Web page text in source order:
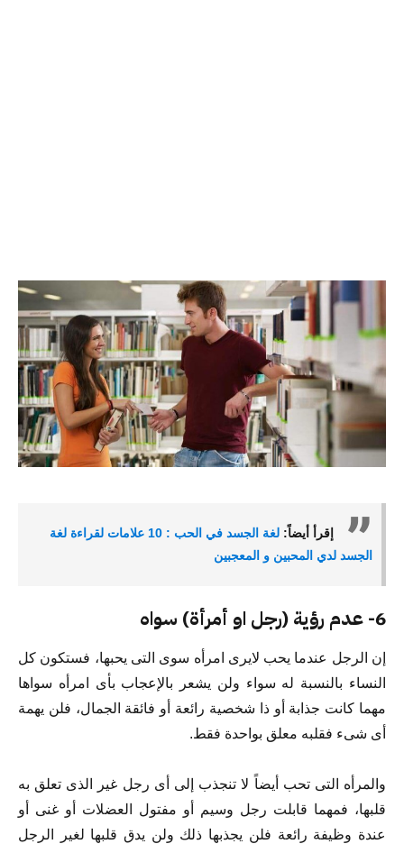
إقرأ أيضاً:
لغة الجسد في الحب : 10 علامات لقراءة لغة
الجسد لدي المحبين و المعجبين
6- عدم رؤية (رجل او أمرأة) سواه
إن الرجل عندما يحب لايرى امرأه سوى التى يحبها، فستكون كل
النساء بالنسبة له سواء ولن يشعر بالإعجاب بأى امرأه سواها
مهما كانت جذابة أو ذا شخصية رائعة أو فائقة الجمال، فلن يهمة
أى شىء فقلبه معلق بواحدة فقط.
والمرأه التى تحب أيضاً لا تنجذب إلى أى رجل غير الذى تعلق به
قلبها، فمهما قابلت رجل وسيم أو مفتول العضلات أو غنى أو
عندة وظيفة رائعة فلن يجذبها ذلك ولن يدق قلبها لغير الرجل